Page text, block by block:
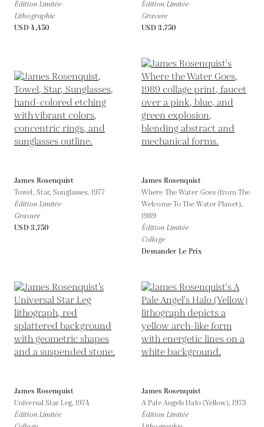
Édition Limitée
Lithographie
USD 4,450
Édition Limitée
Gravure
USD 3,750
James Rosenquist
Towel, Star, Sunglasses, 1977
Édition Limitée
Gravure
USD 3,750
James Rosenquist
Where The Water Goes (from The
Welcome To The Water Planet),
1989
Édition Limitée
Collage
Demander Le Prix
James Rosenquist
Universal Star Leg, 1974
Édition Limitée
James Rosenquist
A Pale Angels Halo (Yellow), 1973
Édition Limitée